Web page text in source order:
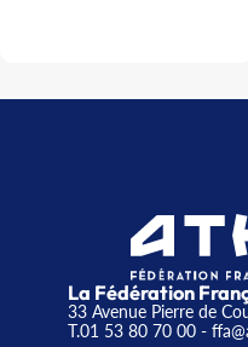
La Fédération
33 Avenue Pierre de
T.01 53 80 70 00-